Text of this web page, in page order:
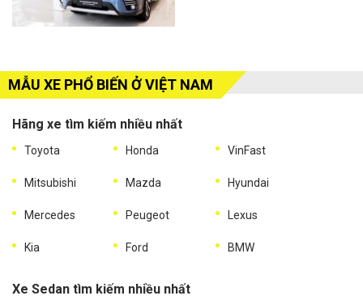
MẪU XE PHỔ BIẾN Ở VIỆT NAM
Hãng xe tìm kiếm nhiều nhất
Toyota Honda VinFast
Mitsubishi Mazda Hyundai
Mercedes Peugeot Lexus
Kia Ford BMW
Xe Sedan tìm kiếm nhiều nhất